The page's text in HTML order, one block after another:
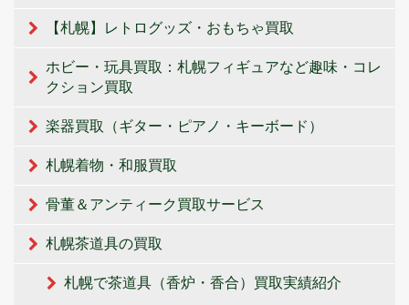
【札幌】レトログッズ・おもちゃ買取
ホビー・玩具買取：札幌フィギュアなど趣味・コレ
クション買取
楽器買取（ギター・ピアノ・キーボード）
札幌着物・和服買取
骨董＆アンティーク買取サービス
札幌茶道具の買取
札幌で茶道具（香炉・香合）買取実績紹介